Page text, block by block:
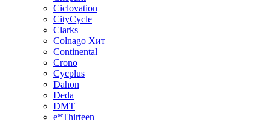
Ciclovation
CityCycle
Clarks
Colnago Хит
Continental
Crono
Cycplus
Dahon
Deda
DMT
e*Thirteen